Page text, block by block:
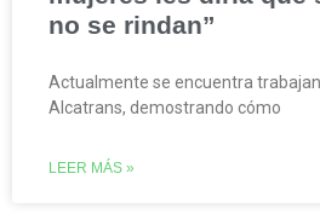
no se rindan”
Actualmente se encuentra
Alcatrans, demostrando cómo
LEER MÁS »